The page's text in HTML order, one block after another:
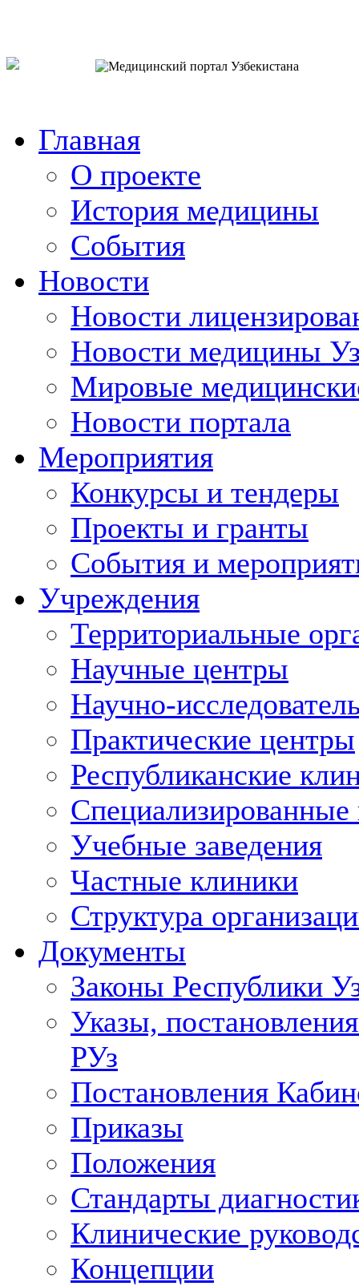
Главная
О проекте
История медицины
События
Новости
Новости
Новости медицины
Мировые
Новости портала
Мероприятия
Конкурсы и тендеры
Проекты и гранты
События и
Учреждения
Территориальные
Научные центры
Научно-
Практические центры
Республиканские
Учебные заведения
Частные клиники
Структура
Документы
Законы Республики
Указы,
РУз
Постановления
Приказы
Положения
Стандарты
Клинические
Концепции